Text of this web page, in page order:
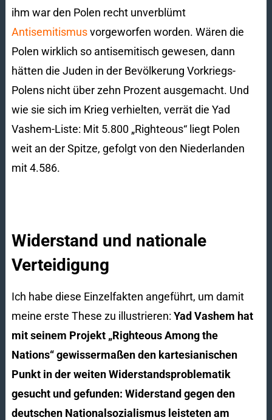
ihm war den Polen recht unverblümt
Antisemitismusvorgeworfen worden. Wären die
Polen wirklich so antisemitisch gewesen, dann
hätten die Juden in der Bevölkerung Vorkriegs-
Polens nicht über zehn Prozent ausgemacht. Und
wie sie sich im Krieg verhielten, verrät die Yad
Vashem-Liste: Mit 5.800 „Righteous“ liegt Polen
weit an der Spitze, gefolgt von den Niederlanden
mit 4.586.
Widerstand und nationale
Verteidigung
Ich habe diese Einzelfakten angeführt, um damit
meine erste These zu illustrieren: Yad Vashem hat
mit seinem Projekt „Righteous Among the
Nations“ gewissermaßen den kartesianischen
Punkt in der weiten Widerstandsproblematik
gesucht und gefunden: Widerstand gegen den
deutschen Nationalsozialismus leisteten am